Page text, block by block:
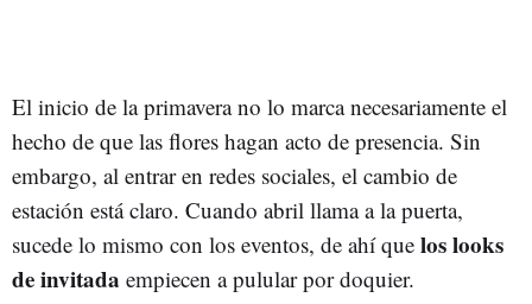
El inicio de la primavera no lo marca necesariamente el
hecho de que las flores hagan acto de presencia. Sin
embargo, al entrar en redes sociales, el cambio de
estación está claro. Cuando abril llama a la puerta,
sucede lo mismo con los eventos, de ahí que los looks
de invitada empiecen a pulular por doquier.